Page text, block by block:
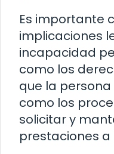
Es importante
implicaciones
incapacidad
como los
que la
como los
solicitar y
prestaciones